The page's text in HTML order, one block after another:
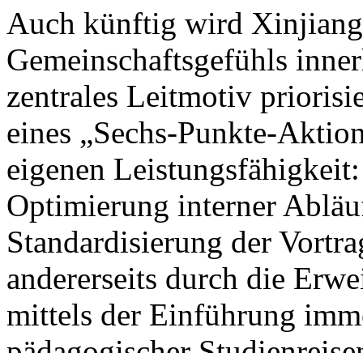
Auch künftig wird Xinjiang
Gemeinschaftsgefühls
zentrales Leitmotiv
eines „Sechs-Punkte-
eigenen
Optimierung interner
Standardisierung der
andererseits durch die
mittels der Einführung